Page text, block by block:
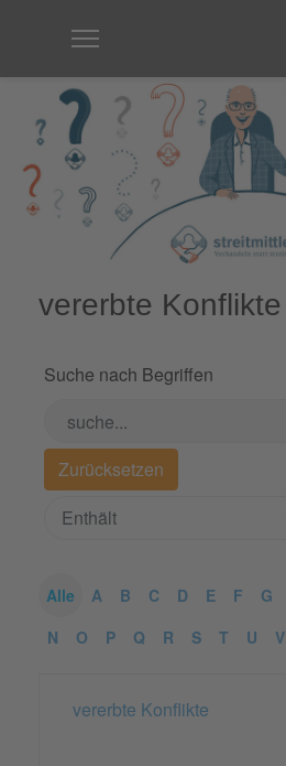
vererbte Konflikte
Suche nach Begriffen
Alle A B C D E F G
N
O P Q R S T U V
vererbte Konflikte